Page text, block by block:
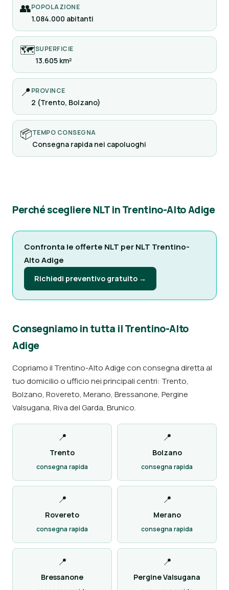
👥POPOLAZIONE
1.084.000 abitanti
🗺SUPERFICIE
13.605 km²
📍PROVINCE
2 (Trento, Bolzano)
📦TEMPO CONSEGNA
Consegna rapida nei capoluoghi
Perché scegliere NLT in Trentino-Alto Adige
Confronta le offerte NLT per NLT Trentino-
Alto Adige
Richiedi preventivo gratuito →
Consegniamo in tutta il Trentino-Alto
Adige
Copriamo il Trentino-Alto Adige con consegna diretta al
tuo domicilio o ufficio nei principali centri: Trento,
Bolzano, Rovereto, Merano, Bressanone, Pergine
Valsugana, Riva del Garda, Brunico.
📍
Trento
consegna rapida
📍
Bolzano
consegna rapida
📍
Rovereto
consegna rapida
📍
Merano
consegna rapida
📍
Bressanone
📍
Pergine Valsugana